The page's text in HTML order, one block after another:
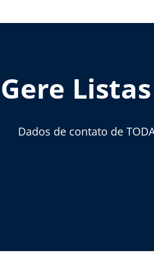
Gere
Dados de contato de